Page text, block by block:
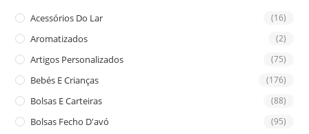
Acessórios Do Lar (16)
Aromatizados (2)
Artigos Personalizados (75)
Bebés E Crianças (176)
Bolsas E Carteiras (88)
Bolsas Fecho D'avó (95)